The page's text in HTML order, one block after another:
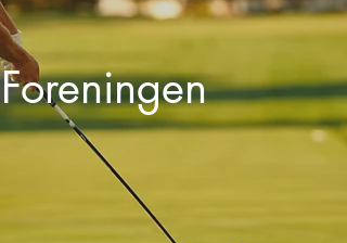
Foreningen